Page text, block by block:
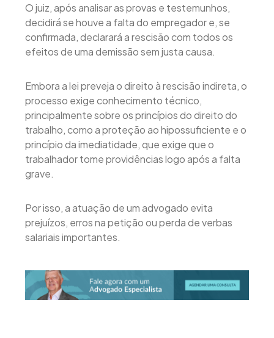
O juiz, após analisar as provas e testemunhos,
decidirá se houve a falta do empregador e, se
confirmada, declarará a rescisão com todos os
efeitos de uma demissão sem justa causa.
Embora a lei preveja o direito à rescisão indireta, o
processo exige conhecimento técnico,
principalmente sobre os princípios do direito do
trabalho, como a proteção ao hipossuficiente e o
princípio da imediatidade, que exige que o
trabalhador tome providências logo após a falta
grave.
Por isso, a atuação de um advogado evita
prejuízos, erros na petição ou perda de verbas
salariais importantes.